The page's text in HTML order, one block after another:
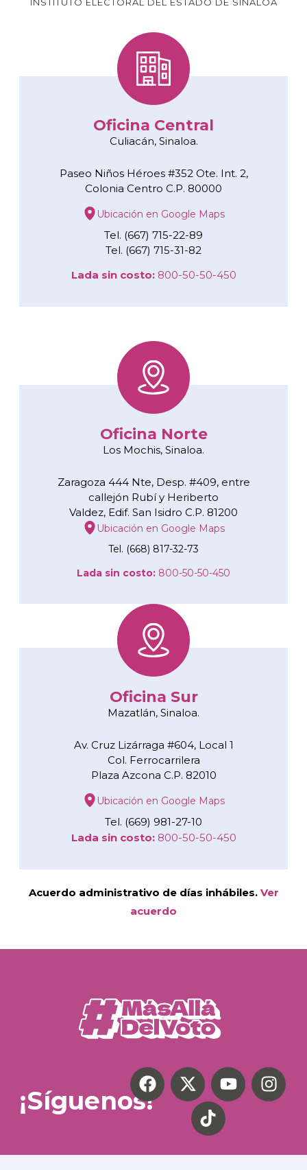
INSTITUTO ELECTORAL DEL ESTADO DE SINALOA
Oficina Central
Culiacán, Sinaloa.
Paseo Niños Héroes #352 Ote. Int. 2,
Colonia Centro C.P. 80000
Ubicación en Google Maps
Tel. (667) 715-22-89
Tel. (667) 715-31-82
Lada sin costo:800-50-50-450
Oficina Norte
Los Mochis, Sinaloa.
Zaragoza 444 Nte, Desp. #409, entre
callejón Rubí y Heriberto
Valdez, Edif. San Isidro C.P. 81200
Ubicación en Google Maps
Tel. (668) 817-32-73
Lada sin costo: 800-50-50-450
Oficina Sur
Mazatlán, Sinaloa.
Av. Cruz Lizárraga #604, Local 1
Col. Ferrocarrilera
Plaza Azcona C.P. 82010
Ubicación en Google Maps
Tel. (669) 981-27-10
Lada sin costo:800-50-50-450
Acuerdo administrativo de días inhábiles. Ver
acuerdo
¡Síguenos!